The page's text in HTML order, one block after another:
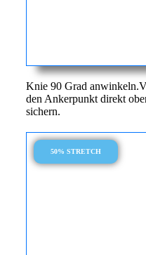
Knie 90 Grad
den Ankerpunkt direkt
sichern.
50% STRETCH